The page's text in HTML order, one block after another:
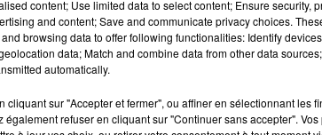
€
content; Use limited data to select content; Ensure security,
and content; Save and communicate privacy choices.
browsing data to offer following functionalities: Identify
data; Match and combine data from other data
automatically.
cliquant sur "Accepter et fermer", ou affiner en sélectionnant les
également refuser en cliquant sur "Continuer sans accepter".